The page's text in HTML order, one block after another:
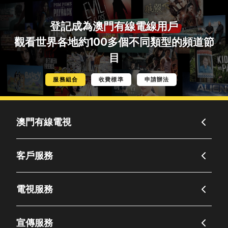
登記成為澳門有線電線用戶
觀看世界各地約100多個不同類型的頻道節
目
服務組合 收費標準 申請辦法
澳門有線電視
客戶服務
電視服務
宣傳服務